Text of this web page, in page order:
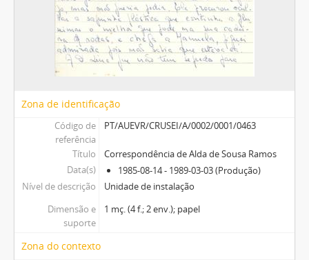
Zona de identificação
Código de
referência
PT/AUEVR/CRUSEI/A/0002/0001/0463
Título
Correspondência de Alda de Sousa Ramos
Data(s)
1985-08-14 - 1989-03-03 (Produção)
Nível de descrição
Unidade de instalação
Dimensão e
suporte
1 mç. (4 f.; 2 env.); papel
Zona do contexto